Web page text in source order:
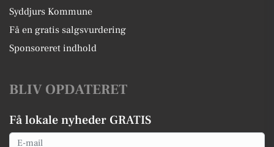
Syddjurs Kommune
Få en gratis salgsvurdering
Sponsoreret indhold
BLIV OPDATERET
Få lokale nyheder GRATIS
Email